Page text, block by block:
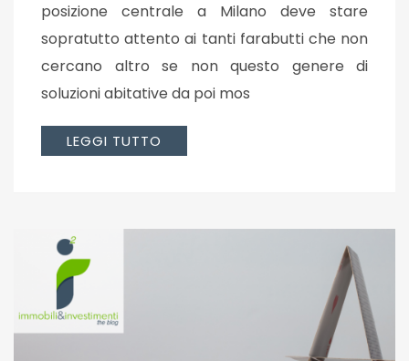
posizione centrale a Milano deve stare
sopratutto attento ai tanti farabutti che non
cercano altro se non questo genere di
soluzioni abitative da poi mos
LEGGI TUTTO